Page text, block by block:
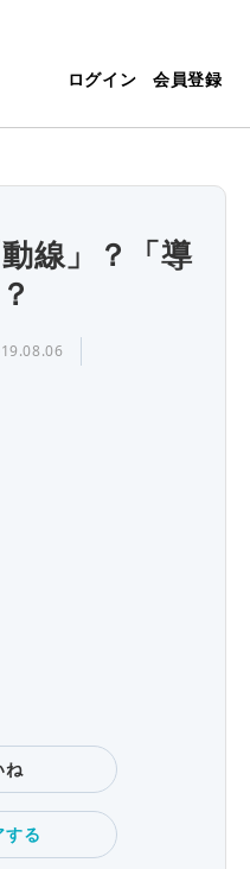
ログイン 会員登録
線」？「導
ね
する